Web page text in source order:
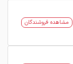
مشاهده فروشندگان